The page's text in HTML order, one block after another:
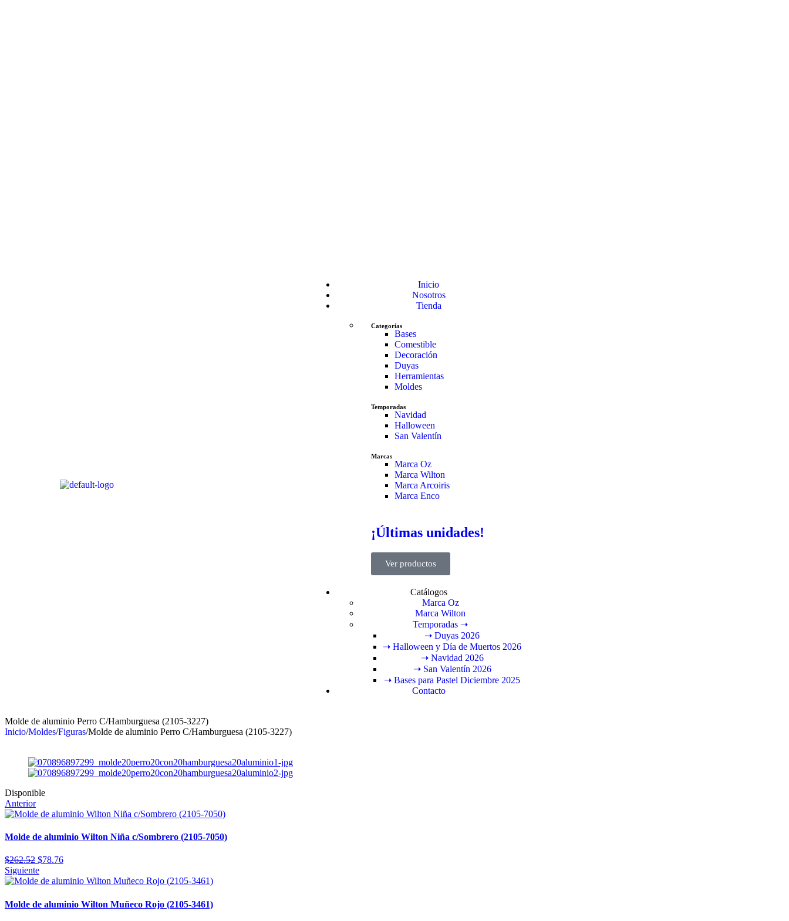
Inicio
Nosotros
Tienda
Categorías
Bases
Comestible
Decoración
Duyas
Herramientas
Moldes
Temporadas
Navidad
Halloween
San Valentín
Marcas
Marca Oz
Marca Wilton
Marca Arcoiris
Marca Enco
¡Últimas unidades!
Ver productos
Catálogos
Marca Oz
Marca Wilton
Temporadas ➝
➝ Duyas 2026
➝ Halloween y Día de Muertos 2026
➝ Navidad 2026
➝ San Valentín 2026
➝ Bases para Pastel Diciembre 2025
Contacto
Molde de aluminio Perro C/Hamburguesa (2105-3227)
Inicio/Moldes/Figuras/Molde de aluminio Perro C/Hamburguesa (2105-3227)
Disponible
Anterior
Molde de aluminio Wilton Niña c/Sombrero (2105-7050)
$262.52 $78.76
Siguiente
Molde de aluminio Wilton Muñeco Rojo (2105-3461)